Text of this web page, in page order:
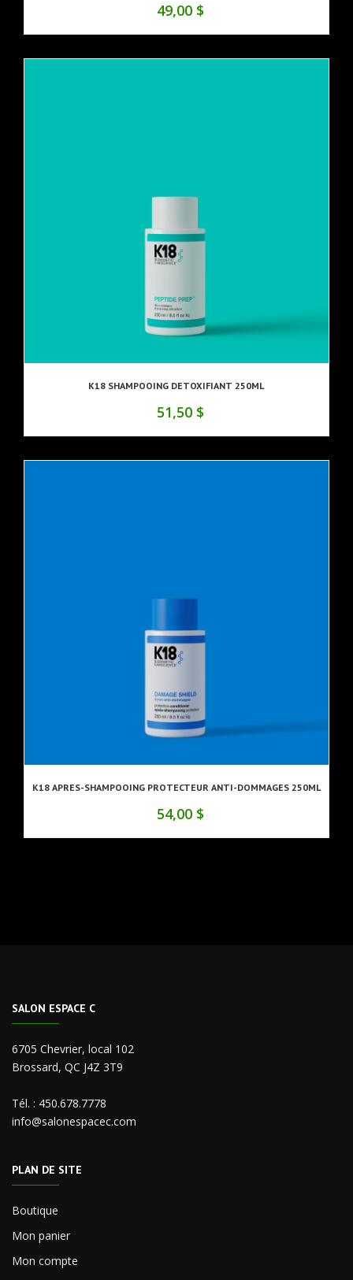
49,00 $
K18 SHAMPOOING DETOXIFIANT 250ML
51,50 $
K18 APRES-SHAMPOOING PROTECTEUR ANTI-DOMMAGES 250ML
54,00 $
SALON ESPACE C
6705 Chevrier, local 102
Brossard, QC J4Z 3T9
Tél. : 450.678.7778
info@salonespacec.com
PLAN DE SITE
Boutique
Mon panier
Mon compte